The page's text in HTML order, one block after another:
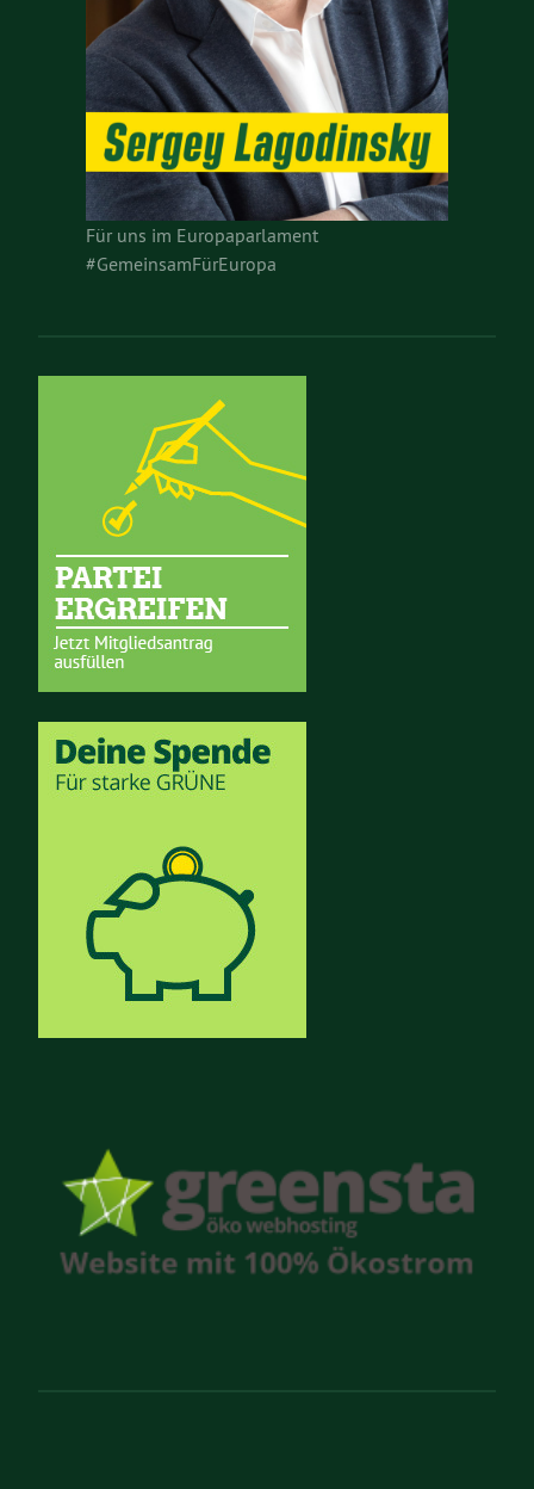
Für uns im Europaparlament
#GemeinsamFürEuropa